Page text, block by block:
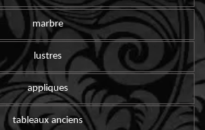
marbre
lustres
appliques
tableaux anciens